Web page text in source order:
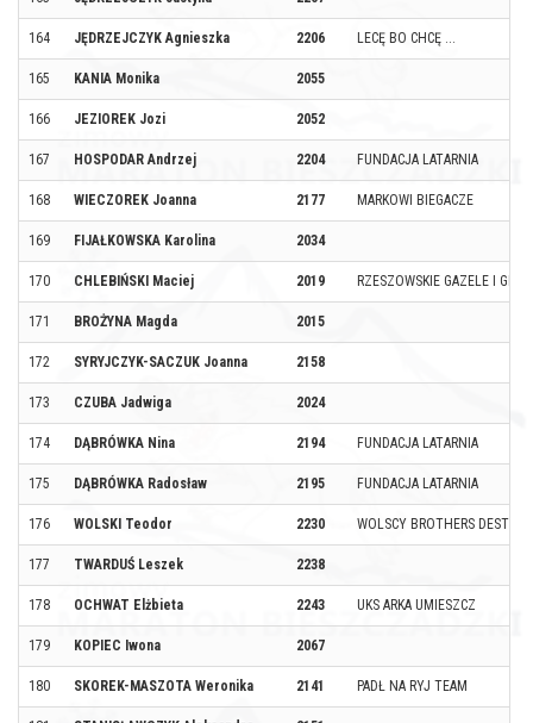
164 JĘDRZEJCZYK Agnieszka 2206 LECĘ BO CHCĘ ...
165 KANIA Monika 2055
166 JEZIOREK Jozi 2052
167 HOSPODAR Andrzej 2204 FUNDACJA LATARNIA
168 WIECZOREK Joanna 2177 MARKOWI BIEGACZE
169 FIJAŁKOWSKA Karolina 2034
170 CHLEBIŃSKI Maciej 2019 RZESZOWSKIE GAZELE I
171 BROŻYNA Magda 2015
172 SYRYJCZYK-SACZUK Joanna 2158
173 CZUBA Jadwiga 2024
174 DĄBRÓWKA Nina 2194 FUNDACJA LATARNIA
175 DĄBRÓWKA Radosław 2195 FUNDACJA LATARNIA
176 WOLSKI Teodor 2230 WOLSCY BROTHERS
177 TWARDUŚ Leszek 2238
178 OCHWAT Elżbieta 2243 UKS ARKA UMIESZCZ
179 KOPIEC Iwona 2067
180 SKOREK-MASZOTA Weronika 2141 PADŁ NA RYJ TEAM